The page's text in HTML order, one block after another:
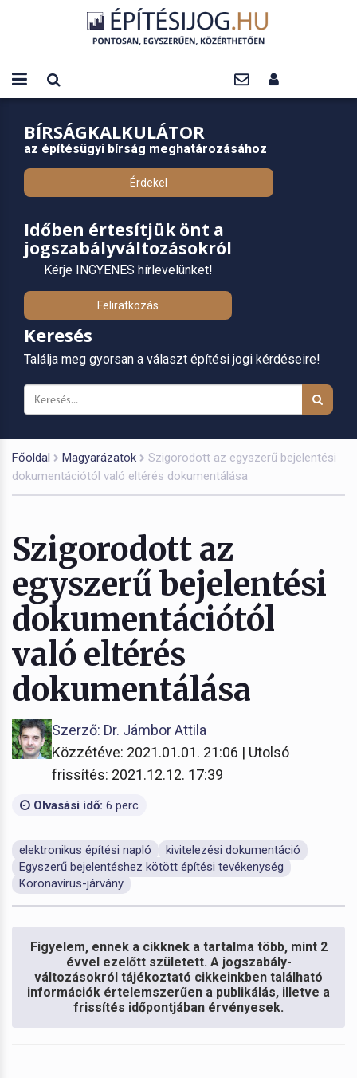
BÍRSÁGKALKULÁTOR
az építésügyi bírság meghatározásához
Érdekel
Időben értesítjük önt a
jogszabályváltozásokról
Kérje INGYENES hírlevelünket!
Feliratkozás
Keresés
Találja meg gyorsan a választ építési jogi kérdéseire!
Főoldal Magyarázatok
Szigorodott az egyszerű bejelentési
dokumentációtól való eltérés dokumentálása
Szigorodott az
egyszerű bejelentési
dokumentációtól
való eltérés
dokumentálása
Szerző: Dr. Jámbor Attila
Közzétéve: 2021.01.01. 21:06 | Utolsó
frissítés: 2021.12.12. 17:39
Olvasási idő: 6 perc
elektronikus építési napló
kivitelezési dokumentáció
Egyszerű bejelentéshez kötött építési tevékenység
Koronavírus-járvány
Figyelem, ennek a cikknek a tartalma több, mint 2
évvel ezelőtt született. A jogszabály-
változásokról tájékoztató cikkeinkben található
információk értelemszerűen a publikálás, illetve a
frissítés időpontjában érvényesek.